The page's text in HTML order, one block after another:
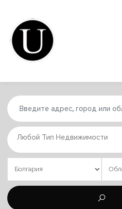
Любой Тип Недвижимости